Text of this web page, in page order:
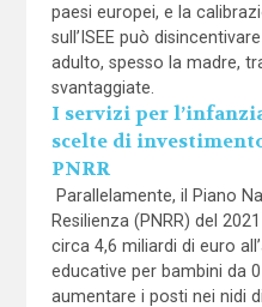
paesi europei, e la
sull’ISEE può
adulto, spesso la madre,
svantaggiate.
I servizi per
scelte di
PNRR
Parallelamente, il Piano
Resilienza (PNRR) del
circa 4,6 miliardi di euro
educative per bambini da
aumentare i posti nei nidi